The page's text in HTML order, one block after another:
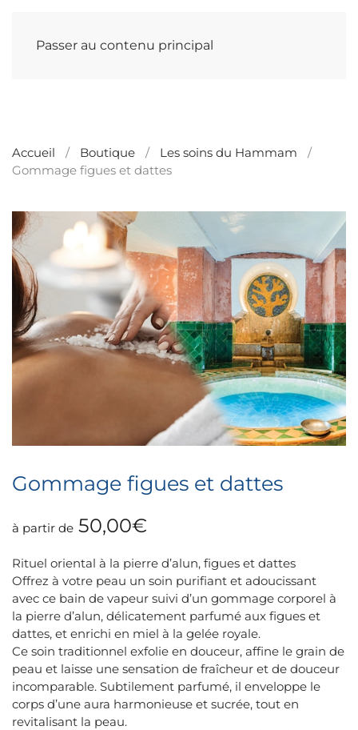
Passer au contenu principal
Accueil Boutique
Les soins du Hammam
Gommage figues et dattes
Gommage figues et dattes
à partir de 50,00€
Rituel oriental à la pierre d’alun, figues et dattes
Offrez à votre peau un soin purifiant et adoucissant
avec ce bain de vapeur suivi d’un gommage corporel à
la pierre d’alun, délicatement parfumé aux figues et
dattes, et enrichi en miel à la gelée royale.
Ce soin traditionnel exfolie en douceur, affine le grain de
peau et laisse une sensation de fraîcheur et de douceur
incomparable. Subtilement parfumé, il enveloppe le
corps d’une aura harmonieuse et sucrée, tout en
revitalisant la peau.